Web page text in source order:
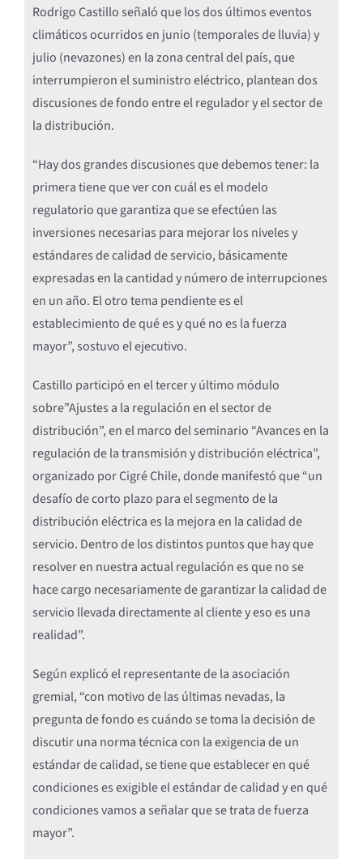
Rodrigo Castillo señaló que los dos últimos eventos
climáticos ocurridos en junio (temporales de lluvia) y
julio (nevazones) en la zona central del país, que
interrumpieron el suministro eléctrico, plantean dos
discusiones de fondo entre el regulador y el sector de
la distribución.
“Hay dos grandes discusiones que debemos tener: la
primera tiene que ver con cuál es el modelo
regulatorio que garantiza que se efectúen las
inversiones necesarias para mejorar los niveles y
estándares de calidad de servicio, básicamente
expresadas en la cantidad y número de interrupciones
en un año. El otro tema pendiente es el
establecimiento de qué es y qué no es la fuerza
mayor”, sostuvo el ejecutivo.
Castillo participó en el tercer y último módulo
sobre”Ajustes a la regulación en el sector de
distribución”, en el marco del seminario “Avances en la
regulación de la transmisión y distribución eléctrica”,
organizado por Cigré Chile, donde manifestó que “un
desafío de corto plazo para el segmento de la
distribución eléctrica es la mejora en la calidad de
servicio. Dentro de los distintos puntos que hay que
resolver en nuestra actual regulación es que no se
hace cargo necesariamente de garantizar la calidad de
servicio llevada directamente al cliente y eso es una
realidad”.
Según explicó el representante de la asociación
gremial, “con motivo de las últimas nevadas, la
pregunta de fondo es cuándo se toma la decisión de
discutir una norma técnica con la exigencia de un
estándar de calidad, se tiene que establecer en qué
condiciones es exigible el estándar de calidad y en qué
condiciones vamos a señalar que se trata de fuerza
mayor”.